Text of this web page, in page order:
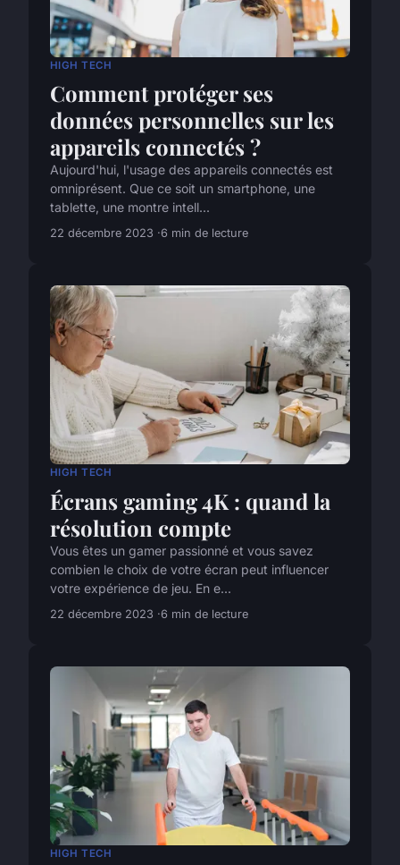
HIGH TECH
Comment protéger ses
données personnelles sur les
appareils connectés ?
Aujourd'hui, l'usage des appareils connectés est
omniprésent. Que ce soit un smartphone, une
tablette, une montre intell...
22 décembre 2023 6 min de lecture
HIGH TECH
Écrans gaming 4K : quand la
résolution compte
Vous êtes un gamer passionné et vous savez
combien le choix de votre écran peut influencer
votre expérience de jeu. En e...
22 décembre 2023 6 min de lecture
HIGH TECH